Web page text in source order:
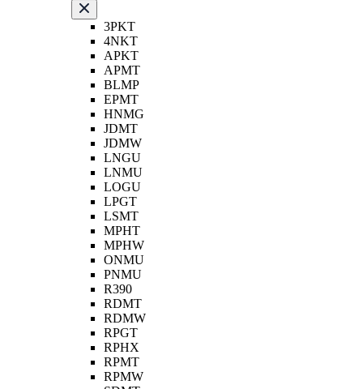
3PKT
4NKT
APKT
APMT
BLMP
EPMT
HNMG
JDMT
JDMW
LNGU
LNMU
LOGU
LPGT
LSMT
MPHT
MPHW
ONMU
PNMU
R390
RDMT
RDMW
RPGT
RPHX
RPMT
RPMW